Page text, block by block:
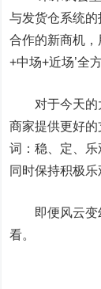
与发货仓系统
合作的新商机，
+中场+近场’全
对于今天的大
商家提供更好
词：稳、定、乐
同时保持积极乐
即便风云变幻
看。